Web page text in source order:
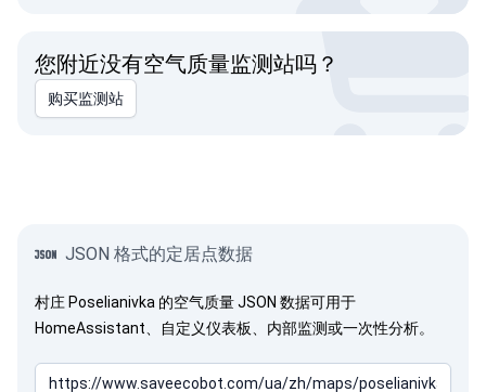
您附近没有空气质量监测站吗？
购买监测站
JSON 格式的定居点数据
村庄 Poselianivka 的空气质量 JSON 数据可用于
HomeAssistant、自定义仪表板、内部监测或一次性分析。